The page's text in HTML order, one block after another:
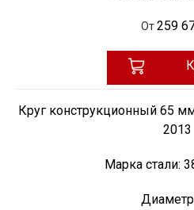
От 259
Круг конструкционный 65
2013
Марка стали: